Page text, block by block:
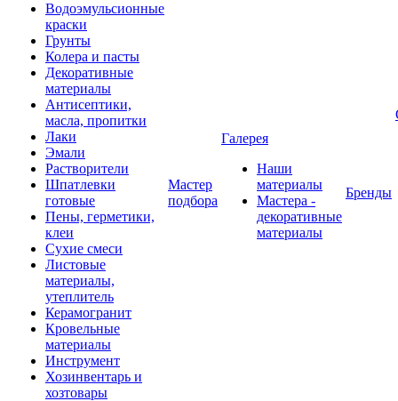
Водоэмульсионные
краски
Грунты
Колера и пасты
Декоративные
материалы
Антисептики,
масла, пропитки
Лаки
Эмали
Растворители
Шпатлевки
готовые
Пены, герметики,
клеи
Сухие смеси
Листовые
материалы,
утеплитель
Керамогранит
Кровельные
материалы
Инструмент
Хозинвентарь и
хозтовары
Мастер
подбора
Галерея
Наши
материалы
Мастера -
декоративные
материалы
Бренды